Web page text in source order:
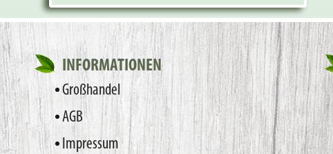
INFORMATIONEN
Großhandel
AGB
Impressum